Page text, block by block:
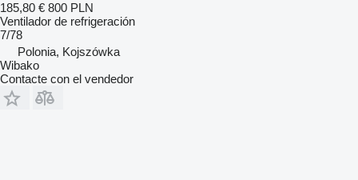
185,80 € 800 PLN
Ventilador de refrigeración
7/78
Polonia, Kojszówka
Wibako
Contacte con el vendedor